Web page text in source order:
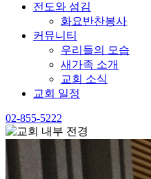
전도와 섬김
화요반찬봉사
커뮤니티
우리들의 모습
새가족 소개
교회 소식
교회 일정
02-855-5222